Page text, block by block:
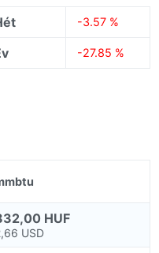
-3.57 %
-27.85 %
HUF
USD